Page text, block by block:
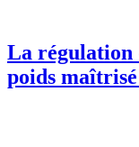
La régulation
poids